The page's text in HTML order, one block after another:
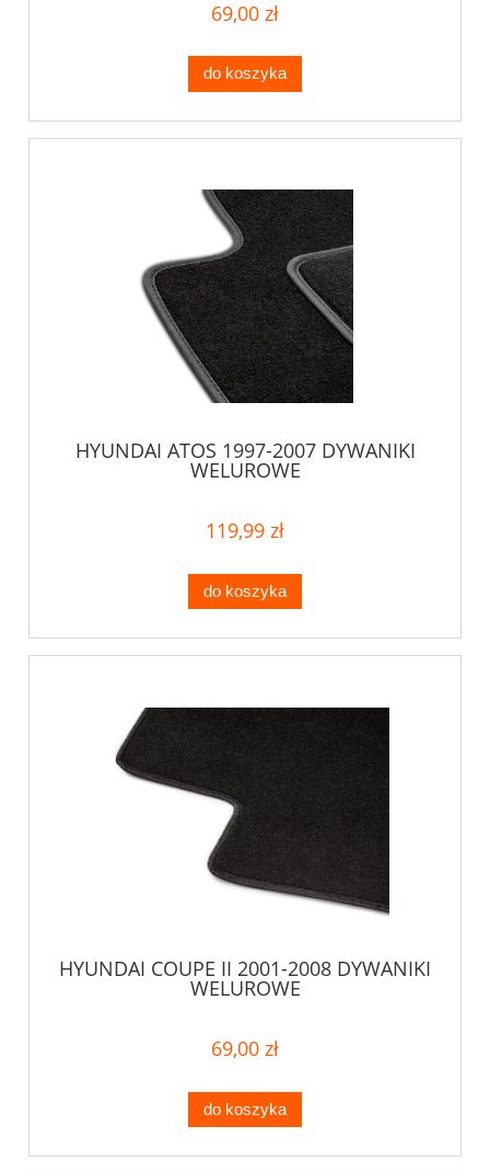
69,00 zł
do koszyka
HYUNDAI ATOS 1997-2007 DYWANIKI
WELUROWE
119,99 zł
do koszyka
HYUNDAI COUPE II 2001-2008 DYWANIKI
WELUROWE
69,00 zł
do koszyka